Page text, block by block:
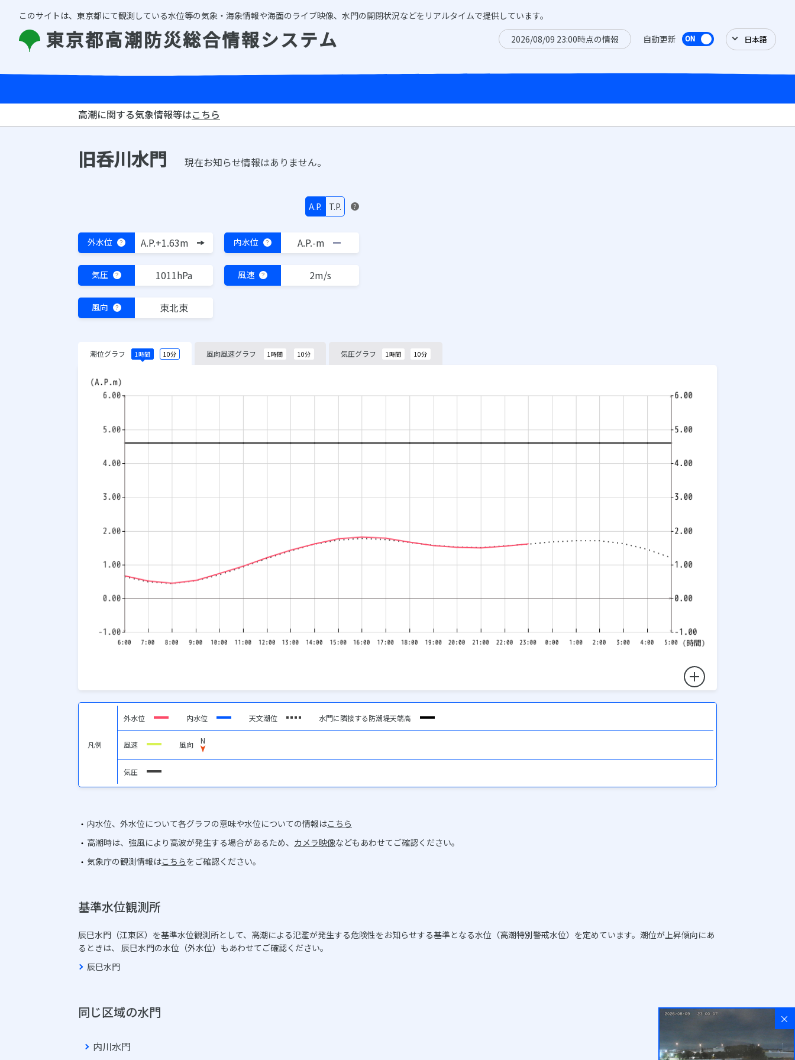
このサイトは、東京都にて観測している水位等の気象・海象情報や海面のライブ映像、水門の開閉状況などをリアルタイムで提供しています。
東京都高潮防災総合情報システム 2026/08/09 23:00時点の情報 自動更新
高潮に関する気象情報等はこちら
旧呑川水門 現在お知らせ情報はありません。
A.P. T.P. ？
外水位 ？ A.P.+1.63m 内水位 ？ A.P.-m
気圧 ？ 1011hPa 風速 ？ 2m/s
風向 ？ 東北東
潮位グラフ 1時間 10分 風向風速グラフ 1時間 10分 気圧グラフ 1時間 10分
凡例
外水位 内水位 天文潮位 水門に隣接する防潮堤天端高
風速 風向 N
気圧
内水位、外水位について各グラフの意味や水位についての情報はこちら
高潮時は、強風により高波が発生する場合があるため、 カメラ映像などもあわせてご確認ください。
気象庁の観測情報はこちらをご確認ください。
基準水位観測所
辰巳水門（江東区）を基準水位観測所として、高潮による氾濫が発生する危険性をお知らせする基準となる水位（高潮特別警戒水位）を定めています。潮位が上昇傾向にあ
るときは、 辰巳水門の水位（外水位）もあわせてご確認ください。
辰巳水門
同じ区域の水門
内川水門
×